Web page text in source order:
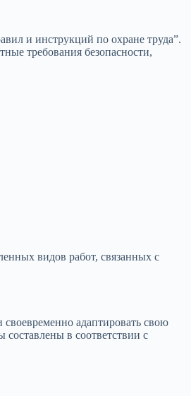
и инструкций по охране труда”.
требования безопасности,
видов работ, связанных с
своевременно адаптировать свою
в соответствии с